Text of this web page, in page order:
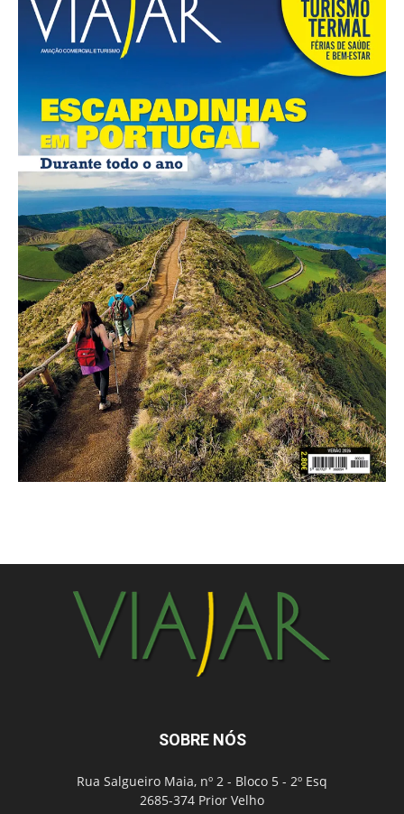
SOBRE NÓS
Rua Salgueiro Maia, nº 2 - Bloco 5 - 2º Esq
2685-374 Prior Velho